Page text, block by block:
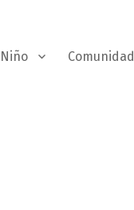
Niño Comunidad